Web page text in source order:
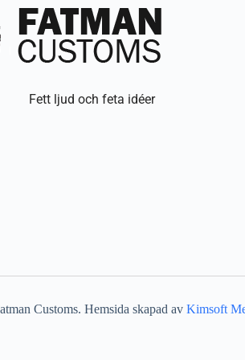
Fett ljud och feta idéer
Customs. Hemsida skapad avKimsoft